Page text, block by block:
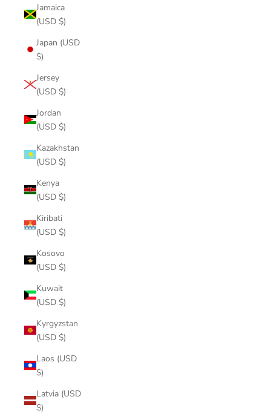
Jamaica
(USD $)
Japan (USD
$)
Jersey
(USD $)
Jordan
(USD $)
Kazakhstan
(USD $)
Kenya
(USD $)
Kiribati
(USD $)
Kosovo
(USD $)
Kuwait
(USD $)
Kyrgyzstan
(USD $)
Laos (USD
$)
Latvia (USD
$)